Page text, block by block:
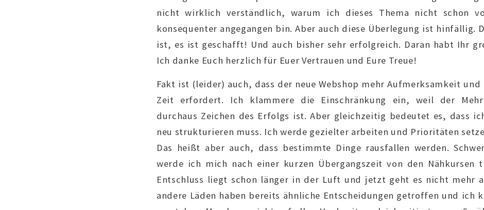
nicht wirklich verständlich, warum ich dieses Thema nicht schon
konsequenter angegangen bin. Aber auch diese Überlegung ist hinfällig.
ist, es ist geschafft! Und auch bisher sehr erfolgreich. Daran habt Ihr
Ich danke Euch herzlich für Euer Vertrauen und Eure Treue!
Fakt ist (leider) auch, dass der neue Webshop mehr Aufmerksamkeit
Zeit erfordert. Ich klammere die Einschränkung ein, weil der
durchaus Zeichen des Erfolgs ist. Aber gleichzeitig bedeutet es, dass
neu strukturieren muss. Ich werde gezielter arbeiten und Prioritäten
Das heißt aber auch, dass bestimmte Dinge rausfallen werden.
werde ich mich nach einer kurzen Übergangszeit von den Nähkursen
Entschluss liegt schon länger in der Luft und jetzt geht es nicht mehr
andere Läden haben bereits ähnliche Entscheidungen getroffen und ich